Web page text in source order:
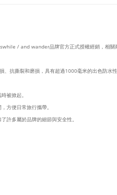
/ and wander品牌官方正式授權經銷，相關
抗撕裂和磨損，具有超過1000毫米的出色防水性
被掀起。
方便日常旅行攜帶。
許多屬於品牌的細節與安全性。